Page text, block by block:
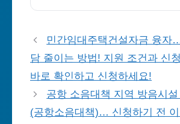
민간임대주택건설자금 융자
담 줄이는 방법! 지원 조건과 신
바로 확인하고 신청하세요!
공항 소음대책 지역 방음시
(공항소음대책)… 신청하기 전